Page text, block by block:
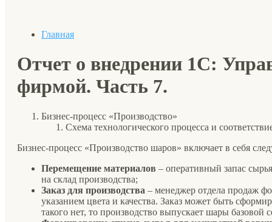
Главная
Отчет о внедрении 1С:
фирмой. Часть 7.
Бизнес-процесс «Производство»
Схема технологического процесса и
Бизнес-процесс «Производство шаров» включает в себя
Перемещение материалов – оперативный запас
на склад производства;
Заказ для производства – менеджер отдела продаж
указанием цвета и качества. Заказ может быть
такого нет, то производство выпускает шары базовой